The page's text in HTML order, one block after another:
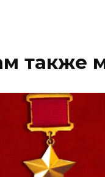
также